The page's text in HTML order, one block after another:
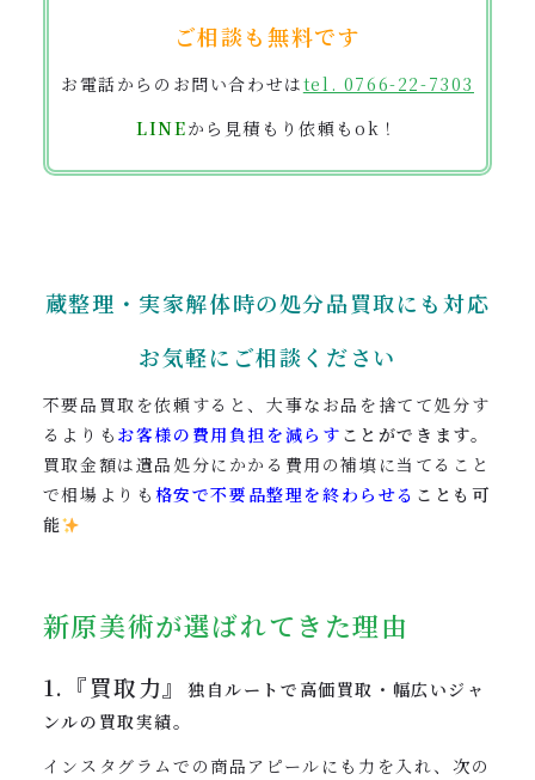
ご相談も無料です
お電話からのお問い合わせはtel. 0766-22-7303
LINEから見積もり依頼もok！
蔵整理・実家解体時の処分品買取にも対応
お気軽にご相談ください
不要品買取を依頼すると、大事なお品を捨てて処分す
るよりも お客様の費用負担を減らす ことができます。
買取金額は遺品処分にかかる費用の補填に当てること
で相場よりも 格安で不要品整理を終わらせる ことも可
能
新原美術が選ばれてきた理由
1.『買取力』独自ルートで高価買取・幅広いジャ
ンルの買取実績。
インスタグラムでの商品アピールにも力を入れ、次の